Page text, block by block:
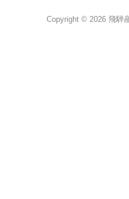
Copyright © 2026 飛騨